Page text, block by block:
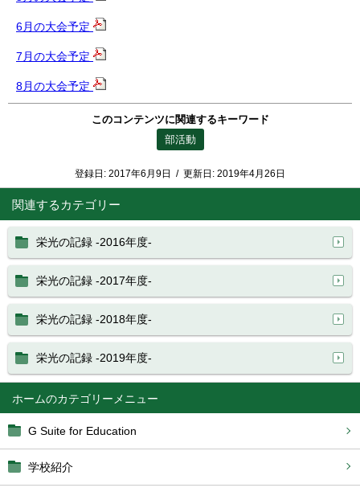
ホーム
G Suite for Education
学校紹介
6月の大会予定
7月の大会予定
8月の大会予定
このコンテンツに関連するキーワード
部活動
登録日: 2017年6月9日 / 更新日: 2019年4月26日
関連するカテゴリー
栄光の記録 -2016年度-
栄光の記録 -2017年度-
栄光の記録 -2018年度-
栄光の記録 -2019年度-